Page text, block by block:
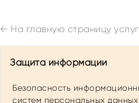
← На главную страницу услуг
Защита информации
Безопасность
систем персональных данных